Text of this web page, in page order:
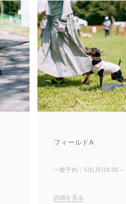
フィールドA
一般予約：5/1(月)18:00～
詳細を見る